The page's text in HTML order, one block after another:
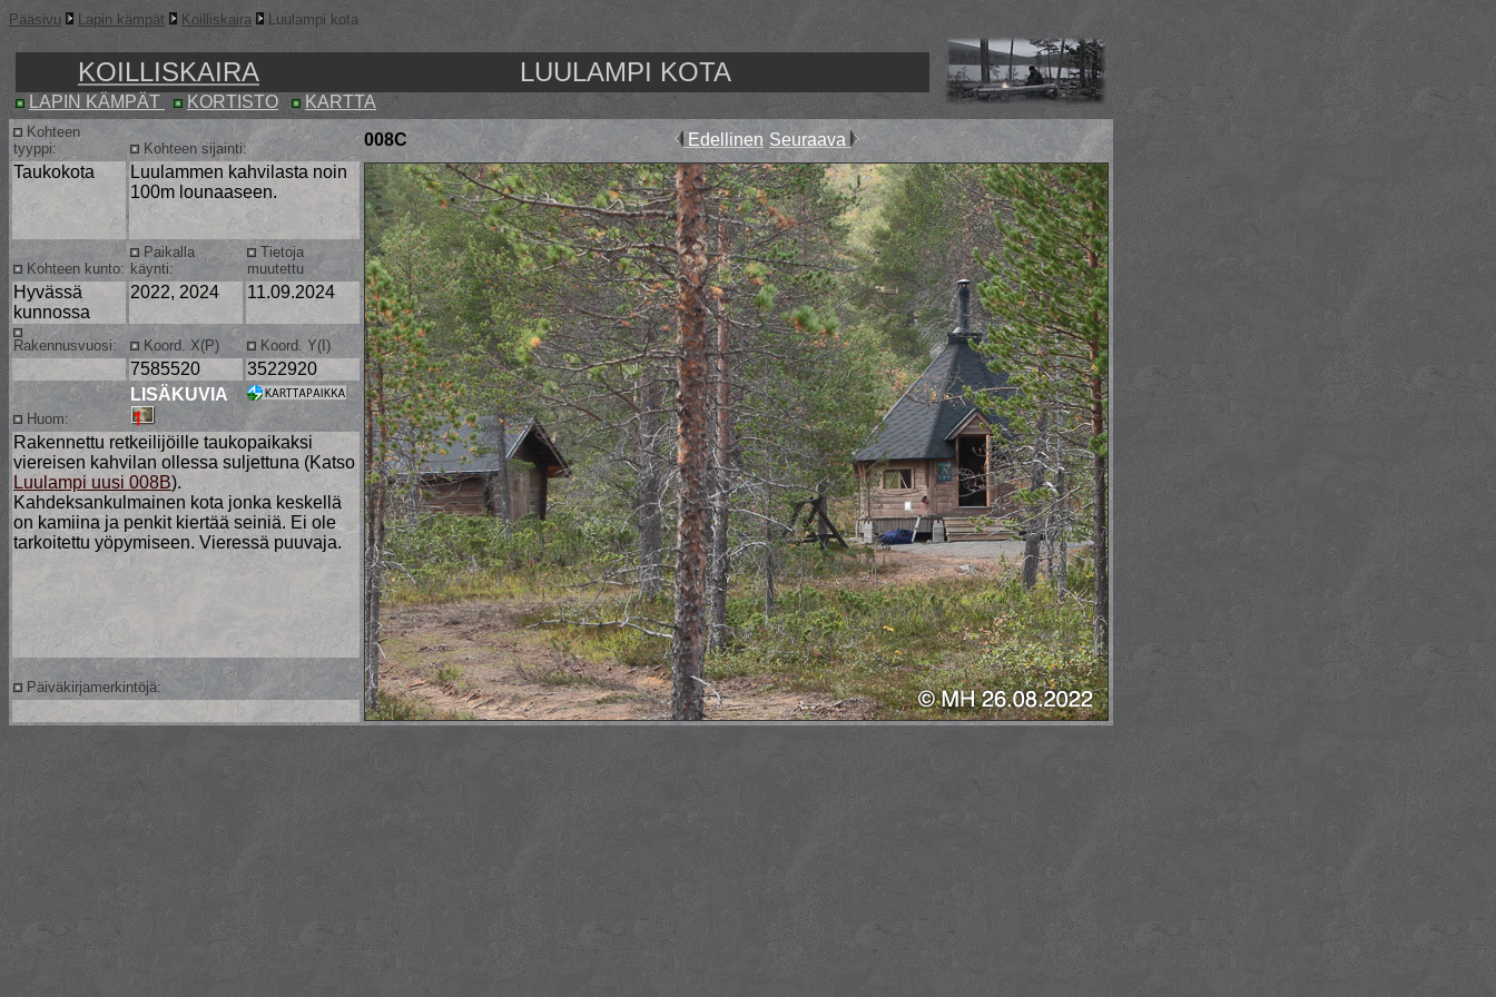
Pääsivu Lapin kämpät Koilliskaira Luulampi kota
KOILLISKAIRA LUULAMPI KOTA
LAPIN KÄMPÄT KORTISTO KARTTA
Kohteen
tyyppi:
Kohteen sijainti: 008C Edellinen Seuraava
Taukokota
Luulammen kahvilasta noin
100m lounaaseen.
Kohteen kunto:
Paikalla
käynti:
Tietoja
muutettu
Hyvässä
kunnossa
2022, 2024 11.09.2024
Rakennusvuosi: Koord. X(P) Koord. Y(I)
7585520 3522920
Huom:
LISÄKUVIA
Rakennettu retkeilijöille taukopaikaksi
viereisen kahvilan ollessa suljettuna (Katso
Luulampi uusi 008B).
Kahdeksankulmainen kota jonka keskellä
on kamiina ja penkit kiertää seiniä. Ei ole
tarkoitettu yöpymiseen. Vieressä puuvaja.
Päiväkirjamerkintöjä: